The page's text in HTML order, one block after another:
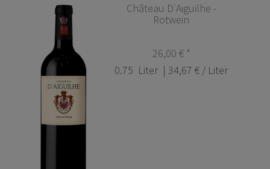
Château D′Aiguilhe -
Rotwein
26,00 € *
0.75 Liter | 34,67 € / Liter